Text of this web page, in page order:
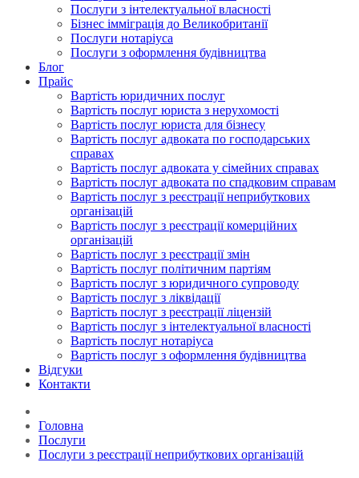
Послуги з інтелектуальної власності
Бізнес імміграція до Великобританії
Послуги нотаріуса
Послуги з оформлення будівництва
Блог
Прайс
Вартість юридичних послуг
Вартість послуг юриста з нерухомості
Вартість послуг юриста для бізнесу
Вартість послуг адвоката по господарських
справах
Вартість послуг адвоката у сімейних справах
Вартість послуг адвоката по спадковим справам
Вартість послуг з реєстрації неприбуткових
організацій
Вартість послуг з реєстрації комерційних
організацій
Вартість послуг з реєстрації змін
Вартість послуг політичним партіям
Вартість послуг з юридичного супроводу
Вартість послуг з ліквідації
Вартість послуг з реєстрації ліцензій
Вартість послуг з інтелектуальної власності
Вартість послуг нотаріуса
Вартість послуг з оформлення будівництва
Відгуки
Контакти
Головна
Послуги
Послуги з реєстрації неприбуткових організацій